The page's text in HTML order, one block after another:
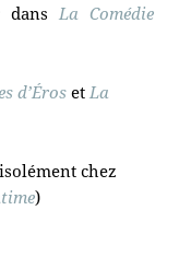
La Comédie
d’ÉrosetLa
chez
)